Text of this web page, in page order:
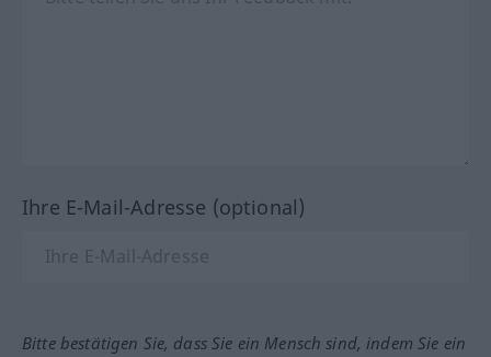
Ihre E-Mail-Adresse (optional)
Bitte bestätigen Sie, dass Sie ein Mensch sind, indem Sie ein